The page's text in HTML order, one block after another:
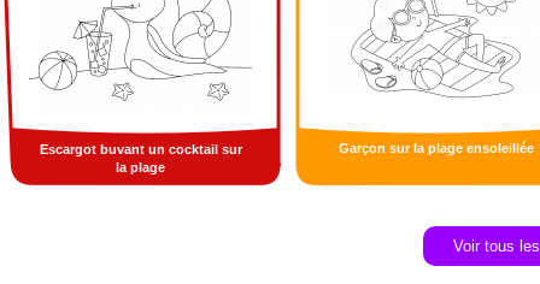
Escargot buvant un cocktail sur
la plage
Garçon sur la plage ensoleillée
Voir tous